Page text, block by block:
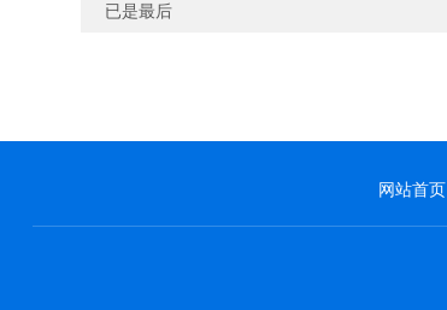
已是最后
网站首页